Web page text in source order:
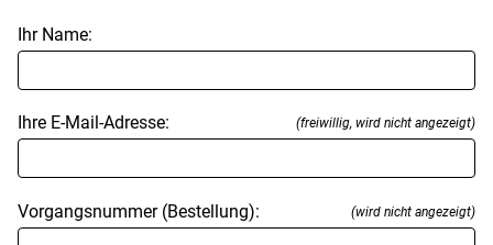
Ihr Name:
Ihre E-Mail-Adresse: (freiwillig, wird nicht angezeigt)
Vorgangsnummer (Bestellung): (wird nicht angezeigt)